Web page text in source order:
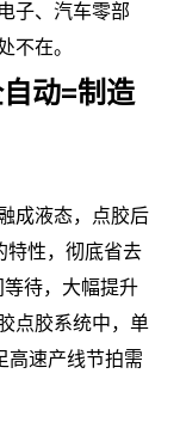
子、汽车零部
不在。
动=制造
成液态，点胶后
特性，彻底省去
待，大幅提升
点胶系统中，单
高速产线节拍需